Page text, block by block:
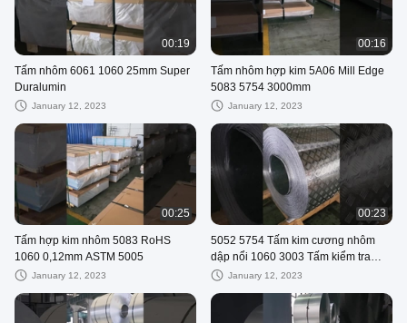
00:19
Tấm nhôm 6061 1060 25mm Super
Duralumin
January 12, 2023
00:16
Tấm nhôm hợp kim 5A06 Mill Edge
5083 5754 3000mm
January 12, 2023
00:25
Tấm hợp kim nhôm 5083 RoHS
1060 0,12mm ASTM 5005
January 12, 2023
00:23
5052 5754 Tấm kim cương nhôm
dập nổi 1060 3003 Tấm kiểm tra
rãnhJanuary 12, 2023